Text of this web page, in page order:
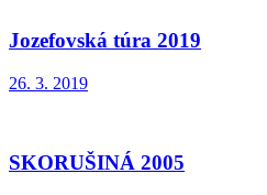
Jozefovská túra 2019
26. 3. 2019
SKORUŠINÁ 2005